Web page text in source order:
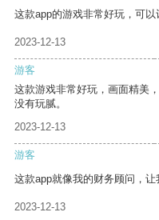
这款app的游戏非常好玩，可以
2023-12-13
游客
这款游戏非常好玩，画面精美
没有玩腻。
2023-12-13
游客
这款app就像我的财务顾问，让
2023-12-13